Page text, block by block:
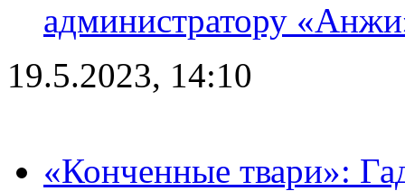
администратору
19.5.2023, 14:10
«Конченные твари»: